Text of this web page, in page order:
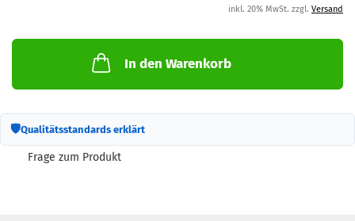
inkl. 20% MwSt. zzgl. Versand
In den Warenkorb
🛡Qualitätsstandards erklärt
Frage zum Produkt